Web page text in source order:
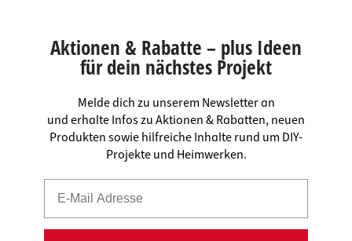
Aktionen & Rabatte – plus Ideen
für dein nächstes Projekt
Melde dich zu unserem Newsletter an
und erhalte Infos zu Aktionen & Rabatten, neuen
Produkten sowie hilfreiche Inhalte rund um DIY-
Projekte und Heimwerken.